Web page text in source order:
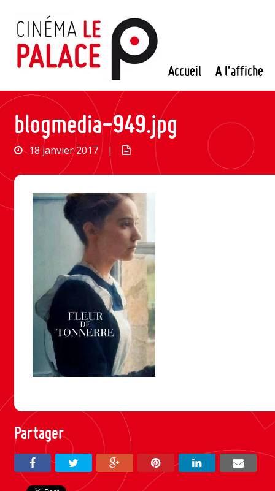
contenu
Accueil A l’affiche
blogmedia-949.jpg
18 janvier 2017 |
Partager